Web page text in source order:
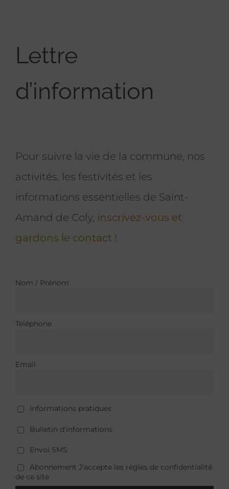
Lettre
d’information
Pour suivre la vie de la commune, nos
activités, les festivités et les
informations essentielles de Saint-
Amand de Coly, inscrivez-vous et
gardons le contact !
Nom / Prénom
Téléphone
Email
Informations pratiques
Bulletin d'informations
Envoi SMS
Abonnement J'accepte les règles de confidentialité
de ce site